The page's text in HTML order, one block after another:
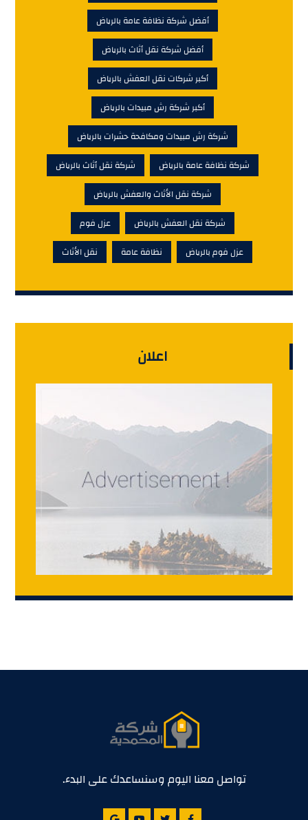
أفضل شركة نظافة عامة بالرياض
أفضل شركة نقل أثاث بالرياض
أكبر شركات نقل العفش بالرياض
أكبر شركة رش مبيدات بالرياض
شركة رش مبيدات ومكافحة حشرات بالرياض
شركة نظافة عامة بالرياض
شركة نقل أثاث بالرياض
شركة نقل الأثاث والعفش بالرياض
شركة نقل العفش بالرياض
عزل فوم
عزل فوم بالرياض
نظافة عامة نقل الأثاث
اعلان
تواصل معنا اليوم وسنساعدك على البدء.